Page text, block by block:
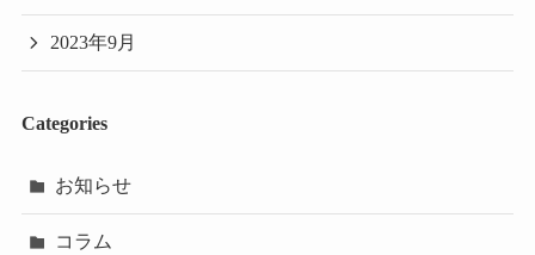
2023年9月
Categories
お知らせ
コラム